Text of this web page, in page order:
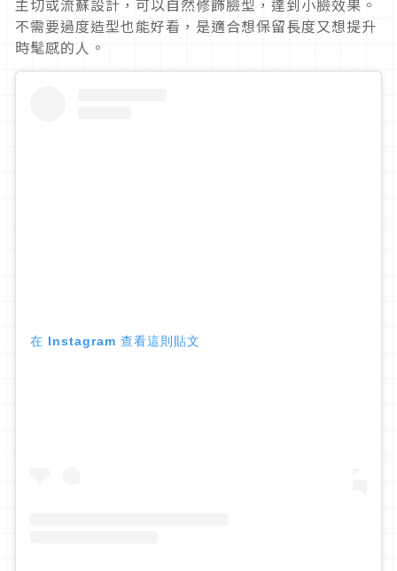
不需要過度造型也能好看，是適合想保留長度又想提升
時髦感的人。
在 Instagram 查看這則貼文